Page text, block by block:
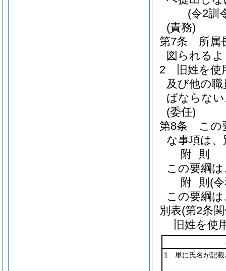
(令2訓
(責務)
第7条
所属
図られる
2
旧姓を
及び他の
ばならな
(委任)
第8条
この
な事項は
附 則
この要綱
附 則 (
この要綱
別表(第2条
旧姓を使
1 単に氏名が記載